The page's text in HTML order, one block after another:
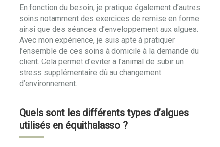
En fonction du besoin, je pratique également d’autres
soins notamment des exercices de remise en forme
ainsi que des séances d’enveloppement aux algues.
Avec mon expérience, je suis apte à pratiquer
l’ensemble de ces soins à domicile à la demande du
client. Cela permet d’éviter à l’animal de subir un
stress supplémentaire dû au changement
d’environnement.
Quels sont les différents types d’algues
utilisés en équithalasso ?